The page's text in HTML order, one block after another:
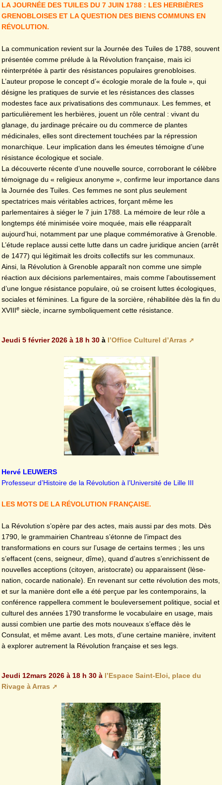
LA JOURNÉE DES TUILES DU 7 JUIN 1788 : LES HERBIÈRES
GRENOBLOISES ET LA QUESTION DES BIENS COMMUNS EN
RÉVOLUTION.
La communication revient sur la Journée des Tuiles de 1788, souvent
présentée comme prélude à la Révolution française, mais ici
réinterprétée à partir des résistances populaires grenobloises.
L’auteur propose le concept d’« écologie morale de la foule », qui
désigne les pratiques de survie et les résistances des classes
modestes face aux privatisations des communaux. Les femmes, et
particulièrement les herbières, jouent un rôle central : vivant du
glanage, du jardinage précaire ou du commerce de plantes
médicinales, elles sont directement touchées par la répression
monarchique. Leur implication dans les émeutes témoigne d’une
résistance écologique et sociale.
La découverte récente d’une nouvelle source, corroborant le célèbre
témoignage du « religieux anonyme », confirme leur importance dans
la Journée des Tuiles. Ces femmes ne sont plus seulement
spectatrices mais véritables actrices, forçant même les
parlementaires à siéger le 7 juin 1788. La mémoire de leur rôle a
longtemps été minimisée voire moquée, mais elle réapparaît
aujourd’hui, notamment par une plaque commémorative à Grenoble.
L’étude replace aussi cette lutte dans un cadre juridique ancien (arrêt
de 1477) qui légitimait les droits collectifs sur les communaux.
Ainsi, la Révolution à Grenoble apparaît non comme une simple
réaction aux décisions parlementaires, mais comme l’aboutissement
d’une longue résistance populaire, où se croisent luttes écologiques,
sociales et féminines. La figure de la sorcière, réhabilitée dès la fin du
XVIIIe siècle, incarne symboliquement cette résistance.
Jeudi 5 février 2026 à 18 h 30 à l’Office Culturel d’Arras
Hervé LEUWERS
Professeur d’Histoire de la Révolution à l’Université de Lille III
LES MOTS DE LA RÉVOLUTION FRANÇAISE.
La Révolution s’opère par des actes, mais aussi par des mots. Dès
1790, le grammairien Chantreau s’étonne de l’impact des
transformations en cours sur l’usage de certains termes ; les uns
s’effacent (cens, seigneur, dîme), quand d’autres s’enrichissent de
nouvelles acceptions (citoyen, aristocrate) ou apparaissent (lèse-
nation, cocarde nationale). En revenant sur cette révolution des mots,
et sur la manière dont elle a été perçue par les contemporains, la
conférence rappellera comment le bouleversement politique, social et
culturel des années 1790 transforme le vocabulaire en usage, mais
aussi combien une partie des mots nouveaux s’efface dès le
Consulat, et même avant. Les mots, d’une certaine manière, invitent
à explorer autrement la Révolution française et ses legs.
Jeudi 12mars 2026 à 18 h 30 à l’Espace Saint-Eloi, place du
Rivage à Arras